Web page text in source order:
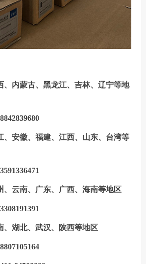
、内蒙古、黑龙江、吉林、辽宁等地
、安徽、福建、江西、山东、台湾等
、云南、广东、广西、海南等地区
、湖北、武汉、陕西等地区